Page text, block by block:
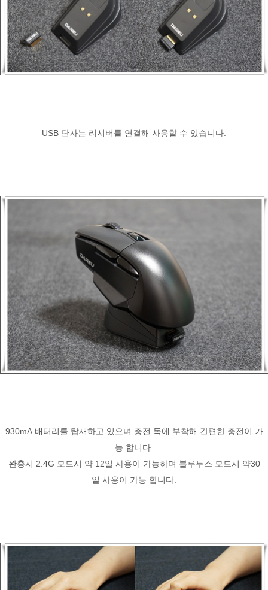
USB 단자는 리시버를 연결해 사용할 수 있습니다.
930mA 배터리를 탑재하고 있으며 충전 독에 부착해 간편한 충전이 가
능 합니다.
완충시 2.4G 모드시 약 12일 사용이 가능하며 블루투스 모드시 약30
일 사용이 가능 합니다.